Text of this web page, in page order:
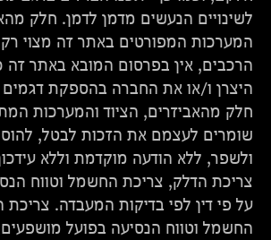
לשינויים הנעשים מדמן לדמן. חלק
המערכות המפורטים באתר זה מצוי
הרכבים, אין בפרסום המובא באתר זה
היצרן ו/או את החברה בהספקת דגמים
חלק מהאביזרים, הציוד והמערכות
שומרים לעצמם את הזכות לבטל,
ולשפר, ללא הודעה מוקדמת וללא
צריכת הדלק, צריכת החשמל וטווח
על פי דין לפי בדיקות המעבדה.
החשמל וטווח הנסיעה בפועל